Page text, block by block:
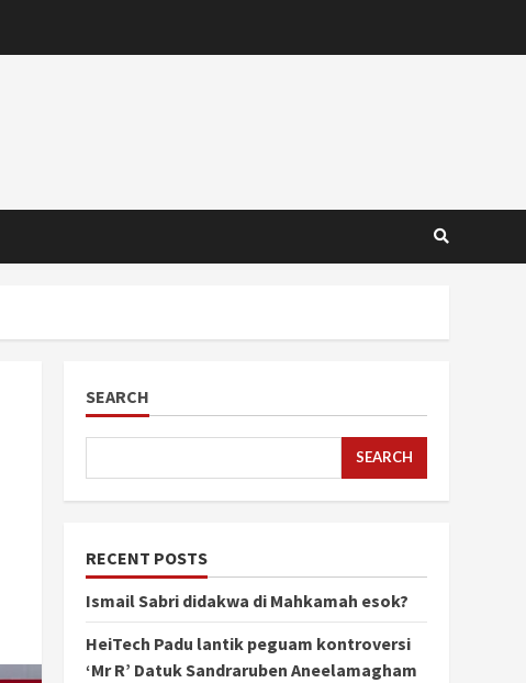
SEARCH
SEARCH
RECENT POSTS
Ismail Sabri didakwa di Mahkamah esok?
HeiTech Padu lantik peguam kontroversi
‘Mr R’ Datuk Sandraruben Aneelamagham